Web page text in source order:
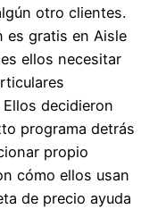
otro clientes.
es gratis en Aisle
ellos necesitar
decidieron
programa detrás
propio
cómo ellos usan
de precio ayuda